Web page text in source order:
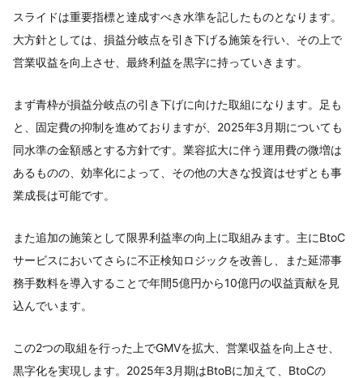
スライドは重要指標と達成すべき水準を記したものとなります。
大方針としては、損益分岐点を引き下げる施策を行い、その上で
営業収益を向上させ、最終利益を黒字に持っていきます。
まず青枠が損益分岐点の引き下げに向けた取組になります。足も
と、固定費の抑制を進めておりますが、2025年3月期についても
同水準の金額感とする方針です。業容拡大に伴う運用費の微増は
あるものの、効率化によって、その他の大きな投資はせずとも事
業成長は可能です。
また追加の施策として限界利益率の向上に取組みます。主にBtoC
サービスにおいてさらに不正検知ロジックを改善し、また延滞事
務手数料を導入することで年間5億円から10億円の収益貢献を見
込んでいます。
この2つの取組を行った上でGMVを拡大、営業収益を向上させ、
黒字化を実現します。2025年3月期はBtoBに加えて、BtoCの